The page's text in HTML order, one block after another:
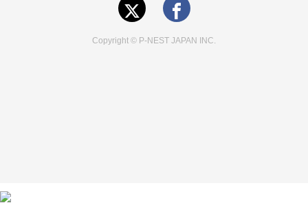
Copyright © P-NEST JAPAN INC.